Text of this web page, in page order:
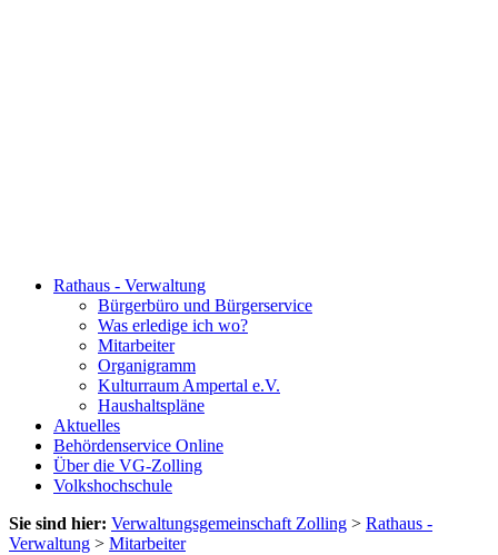
Rathaus - Verwaltung
Bürgerbüro und Bürgerservice
Was erledige ich wo?
Mitarbeiter
Organigramm
Kulturraum Ampertal e.V.
Haushaltspläne
Aktuelles
Behördenservice Online
Über die VG-Zolling
Volkshochschule
Sie sind hier: Verwaltungsgemeinschaft Zolling > Rathaus -
Verwaltung > Mitarbeiter